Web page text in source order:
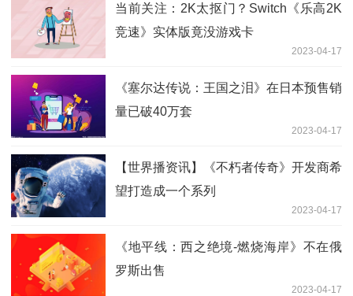
当前关注：2K太抠门？Switch《乐高2K
竞速》实体版竟没游戏卡
2023-04-17
《塞尔达传说：王国之泪》在日本预售销
量已破40万套
2023-04-17
【世界播资讯】《不朽者传奇》开发商希
望打造成一个系列
2023-04-17
《地平线：西之绝境-燃烧海岸》不在俄
罗斯出售
2023-04-17